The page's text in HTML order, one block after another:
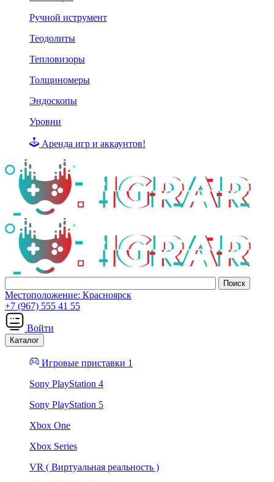
Ручной иструмент
Теодолиты
Тепловизоры
Толщиномеры
Эндоскопы
Уровни
Аренда игр и аккаунтов!
Местоположение: Красноярск
+7 (967) 555 41 55
Войти
Каталог
Игровые приставки 1
Sony PlayStation 4
Sony PlayStation 5
Xbox One
Xbox Series
VR ( Виртуальная реальность )